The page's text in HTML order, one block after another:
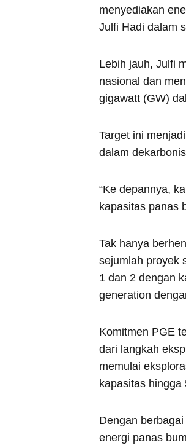
menyediakan
Julfi Hadi dalam
Lebih jauh, Julfi
nasional dan
gigawatt (GW)
Target ini
dalam
“Ke depannya,
kapasitas panas
Tak hanya
sejumlah proyek
1 dan 2 dengan
generation
Komitmen PGE
dari langkah
memulai
kapasitas hingga
Dengan
energi panas